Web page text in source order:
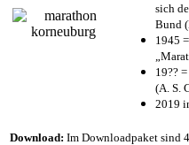
sich
Bund
1945
19??
(A. S.
2019
Download: Im Downloadpaket sind